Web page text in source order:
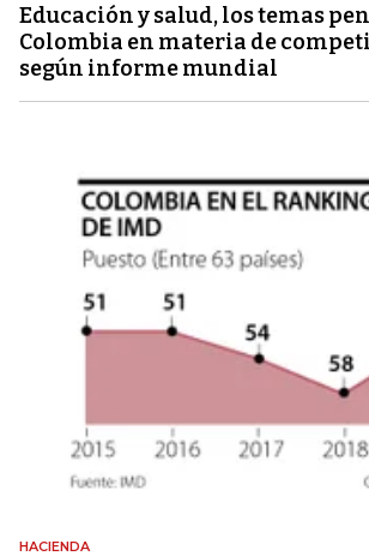
Educación y salud, los temas
Colombia en materia de
según informe mundial
HACIENDA